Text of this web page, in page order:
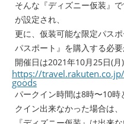
そんな『ディズニー仮装』
が設定され、
更に、仮装可能な限定パス
パスポート』を購入する必要
開催日は2021年10月25日(月)
https://
goods
パークイン時間は8時〜10
クイン出来なかった場合は、